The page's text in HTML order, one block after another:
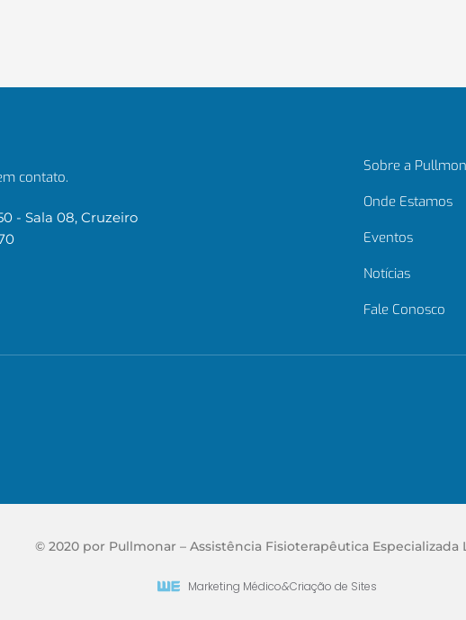
contato.
- Sala 08, Cruzeiro
Sobre a
Onde Estamos
Eventos
Notícias
Fale Conosco
© 2020 por Pullmonar – Assistência Fisioterapêutica Especializada
Marketing Médico&Criação de Sites